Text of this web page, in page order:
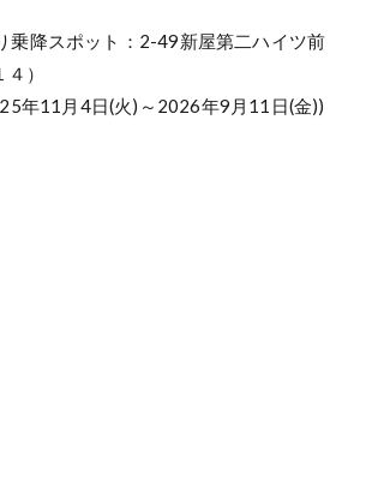
乗降スポット：2-49新屋第二ハイツ前
）
年11月4日(火)～2026年9月11日(金))